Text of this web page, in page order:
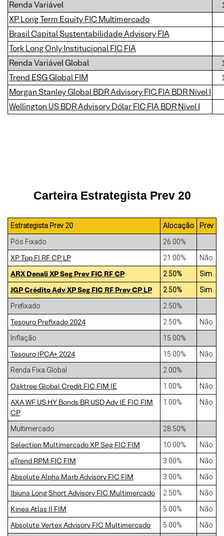
Renda Variável
XP Long Term Equity FIC Multimercado
Brasil Capital Sustentabilidade Advisory FIA
Tork Long Only Institucional FIC FIA
Renda Variável Global
Trend ESG Global FIM
Morgan Stanley Global BDR Advisory FIC FIA BDR Nível I
Wellington US BDR Advisory Dólar FIC FIA BDR Nível I
Carteira Estrategista Prev 20
Estrategista Prev 20 Alocação
Prev
Pós Fixado
26.00%
XP Top FI RF CP LP 21.00% Não
ARX Denali XP Seg Prev FIC RF CP 2.50% Sim
JGP Crédito Adv XP Seg FIC RF Prev CP LP 2.50%
Sim
Prefixado
2.50%
Tesouro Prefixado 2024 2.50%
Não
Inflação
15.00%
Tesouro IPCA+ 2024 15.00%
Não
Renda Fixa Global
2.00%
Oaktree Global Credit FIC FIM IE 1.00% Não
AXA WF US HY Bonds BR USD Adv IE FIC FIM
CP
1.00% Não
Multimercado 28.50%
Selection Multimercado XP Seg FIC FIM 10.00% Não
eTrend RPM FIC FIM 3.00% Não
Absolute Alpha Marb Advisory FIC FIM 3.00% Não
Ibiuna Long Short Advisory FIC Multimercado 2.50% Não
Kinea Atlas II FIM 5.00% Não
Absolute Vertex Advisory FIC Multimercado 5.00%
Não